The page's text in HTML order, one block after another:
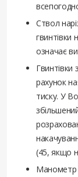
Ствол
гвинтівки
означає
Гвинтівки
рахунок
тиску. У
(45, якщо
Манометр